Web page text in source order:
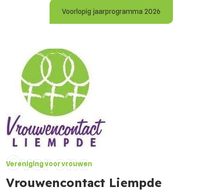
Voorlopig jaarprogramma 2026
Vereniging voor vrouwen
Over ons
Vrouwencontact Liempde